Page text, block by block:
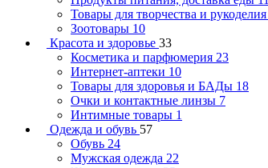
Товары для творчества и рукоделия
Зоотовары 10
Красота и здоровье 33
Косметика и парфюмерия 23
Интернет-аптеки 10
Товары для здоровья и БАДы 18
Очки и контактные линзы 7
Интимные товары 1
Одежда и обувь 57
Обувь 24
Мужская одежда 22